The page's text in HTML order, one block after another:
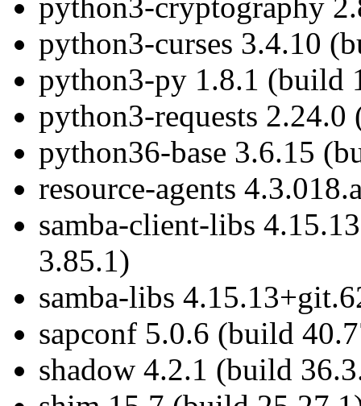
python3-cryptography
python3-curses 3.4.10
python3-py 1.8.1 (build
python3-requests
python36-base 3.6.15
resource-agents
samba-client-libs
3.85.1)
samba-libs
sapconf 5.0.6 (build
shadow 4.2.1 (build